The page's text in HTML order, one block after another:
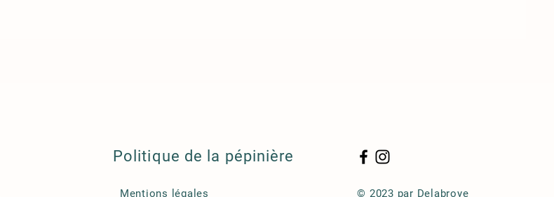
Politique de la pépinière
Mentions légales © 2023 par Delabroye